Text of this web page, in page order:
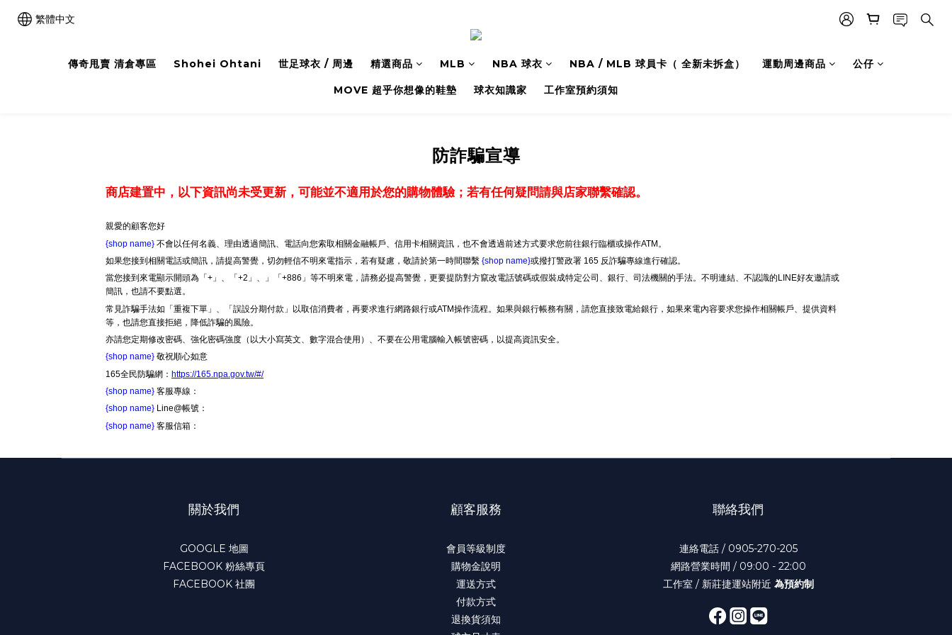
繁體中文
傳奇甩賣 清倉專區 Shohei Ohtani 世足球衣 / 周邊 精選商品 MLB NBA 球衣 NBA / MLB 球員卡（ 全新未拆盒） 運動周邊商品 公仔
MOVE 超乎你想像的鞋墊 球衣知識家 工作室預約須知
防詐騙宣導
商店建置中，以下資訊尚未受更新，可能並不適用於您的購物體驗；若有任何疑問請與店家聯繫確認。
親愛的顧客您好
{shop name} 不會以任何名義、理由透過簡訊、電話向您索取相關金融帳戶、信用卡相關資訊，也不會透過前述方式要求您前往銀行臨櫃或操作ATM。
如果您接到相關電話或簡訊，請提高警覺，切勿輕信不明來電指示，若有疑慮，敬請於第一時間聯繫 {shop name}或撥打警政署 165 反詐騙專線進行確認。
當您接到來電顯示開頭為「+」、「+2」、」「+886」等不明來電，請務必提高警覺，更要提防對方竄改電話號碼或假裝成特定公司、銀行、司法機關的手法。不明連結、不認識的LINE好友邀請或
簡訊，也請不要點選。
常見詐騙手法如「重複下單」、「誤設分期付款」以取信消費者，再要求進行網路銀行或ATM操作流程。如果與銀行帳務有關，請您直接致電給銀行，如果來電內容要求您操作相關帳戶、提供資料
等，也請您直接拒絕，降低詐騙的風險。
亦請您定期修改密碼、強化密碼強度（以大小寫英文、數字混合使用）、不要在公用電腦輸入帳號密碼，以提高資訊安全。
{shop name} 敬祝順心如意
165全民防騙網： https://165.npa.gov.tw/#/
{shop name} 客服專線：
{shop name} Line@帳號：
{shop name} 客服信箱：
關於我們
GOOGLE 地圖
FACEBOOK 粉絲專頁
FACEBOOK 社團
顧客服務
會員等級制度
購物金說明
運送方式
付款方式
退換貨須知
聯絡我們
連絡電話 / 0905-270-205
網路營業時間 / 09:00 - 22:00
工作室 / 新莊捷運站附近 為預約制